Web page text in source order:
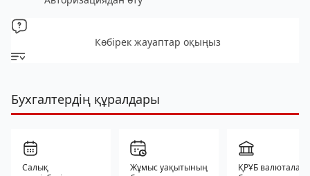
Көбірек жауаптар оқыңыз
Бухгалтердің құралдары
Салық
Жұмыс уақытының
ҚРҰБ валюталар